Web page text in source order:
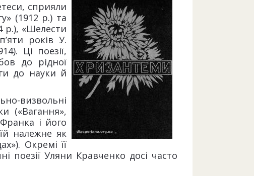
сприяли
(1912 р.) та
р.), «Шелести
років У.
Ці поезії,
до рідної
до науки й
визвольні
(«Вагання»,
і його
належне як
Окремі її
поезії Уляни Кравченко досі часто